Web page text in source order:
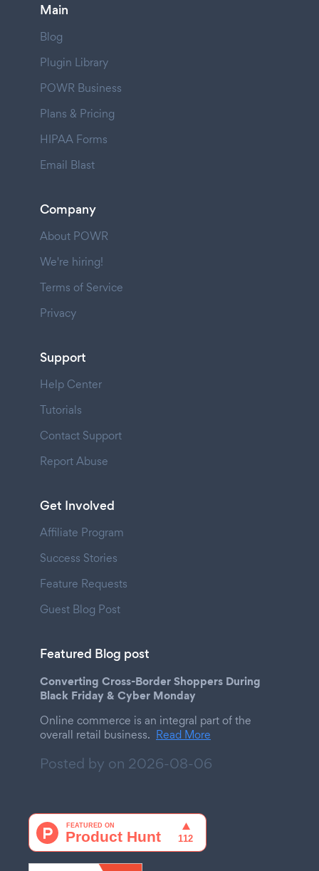
Main
Blog
Plugin Library
POWR Business
Plans & Pricing
HIPAA Forms
Email Blast
Company
About POWR
We're hiring!
Terms of Service
Privacy
Support
Help Center
Tutorials
Contact Support
Report Abuse
Get Involved
Affiliate Program
Success Stories
Feature Requests
Guest Blog Post
Featured Blog post
Converting Cross-Border Shoppers During
Black Friday & Cyber Monday
Online commerce is an integral part of the
overall retail business. Read More
Posted by on 2026-08-06